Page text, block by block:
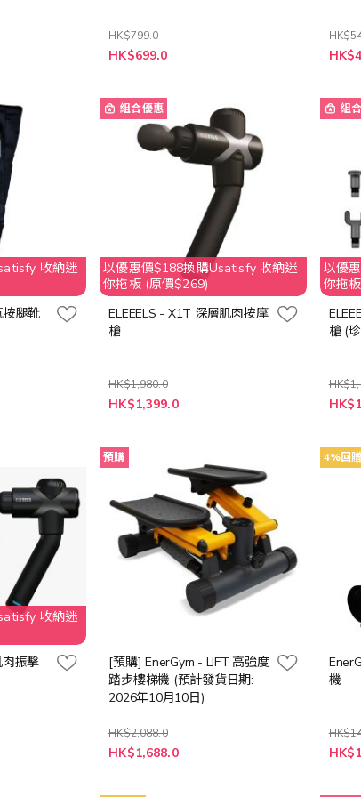
HK$799.0
特
殊
HK$699.0
特
殊
收納迷
按腿靴
組合優惠
以優惠價$188換購Usatisfy 收納迷
你拖板 (原價$269)
ELEEELS - X1T 深層肌肉按摩
槍
HK$1,980.0
特
殊
HK$1,399.0
組
以優
你拖
槍 (
特
殊
收納迷
肉振擊
預購
[預購] EnerGym - LIFT 高強度
踏步樓梯機 (預計發貨日期:
2026年10月10日)
HK$2,088.0
特
殊
HK$1,688.0
4%回贈
機
特
殊